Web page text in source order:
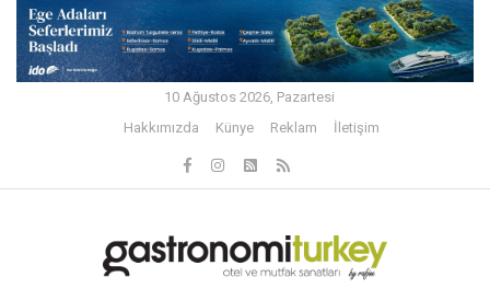
10 Ağustos 2026, Pazartesi
Hakkımızda
Künye Reklam İletişim